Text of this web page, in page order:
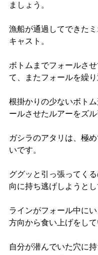
ましょう。
漁船が通過してできた
キャスト。
ボトムまでフォールさ
て、またフォールを繰り
根掛かりの少ないボト
ールさせたルアーをズ
ガシラのアタリは、極
いです。
ググッと引っ張ってく
向に持ち逃げしようとし
ラインがフォール中に
方向から食い上げをして
自分が潜んでいた穴に